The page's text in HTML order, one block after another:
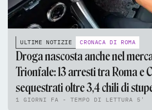
ULTIME NOTIZIE CRONACA DI ROMA
Droga nascosta anche nel
Trionfale: 13 arresti tra Roma e
sequestrati oltre 3,4 chili di
95mila euro
1 GIORNI FA - TEMPO DI LETTURA 5'